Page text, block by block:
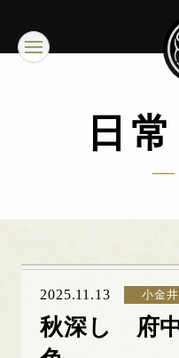
日
2025.11.13 小金
秋深し 府